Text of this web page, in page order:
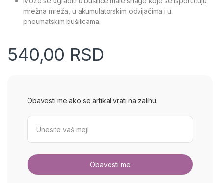
mrežna mreža, u akumulatorskim odvijačima i u
pneumatskim bušilicama.
540,00 RSD
Obavesti me ako se artikal vrati na zalihu.